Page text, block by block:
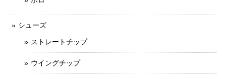
シューズ
ストレートチップ
ウイングチップ